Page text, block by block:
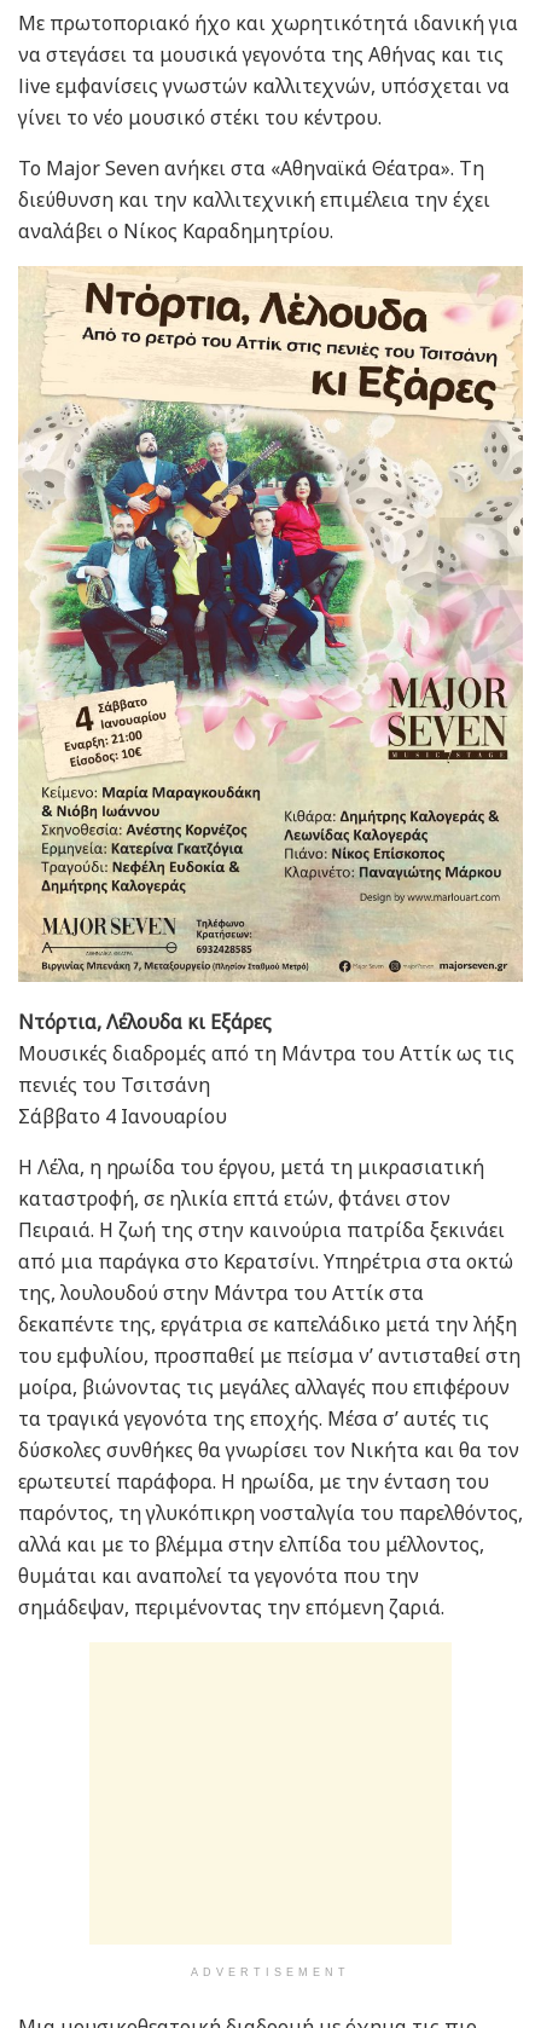
Με πρωτοποριακό ήχο και χωρητικότητά ιδανική για
να στεγάσει τα μουσικά γεγονότα της Αθήνας και τις
live εμφανίσεις γνωστών καλλιτεχνών, υπόσχεται να
γίνει το νέο μουσικό στέκι του κέντρου.
To Major Seven ανήκει στα «Αθηναϊκά Θέατρα». Τη
διεύθυνση και την καλλιτεχνική επιμέλεια την έχει
αναλάβει ο Νίκος Καραδημητρίου.
Ντόρτια, Λέλουδα κι Εξάρες
Μουσικές διαδρομές από τη Μάντρα του Αττίκ ως τις
πενιές του Τσιτσάνη
Σάββατο 4 Ιανουαρίου
Η Λέλα, η ηρωίδα του έργου, μετά τη μικρασιατική
καταστροφή, σε ηλικία επτά ετών, φτάνει στον
Πειραιά. Η ζωή της στην καινούρια πατρίδα ξεκινάει
από μια παράγκα στο Κερατσίνι. Υπηρέτρια στα οκτώ
της, λουλουδού στην Mάντρα του Αττίκ στα
δεκαπέντε της, εργάτρια σε καπελάδικο μετά την λήξη
του εμφυλίου, προσπαθεί με πείσμα ν’ αντισταθεί στη
μοίρα, βιώνοντας τις μεγάλες αλλαγές που επιφέρουν
τα τραγικά γεγονότα της εποχής. Μέσα σ’ αυτές τις
δύσκολες συνθήκες θα γνωρίσει τον Νικήτα και θα τον
ερωτευτεί παράφορα. Η ηρωίδα, με την ένταση του
παρόντος, τη γλυκόπικρη νοσταλγία του παρελθόντος,
αλλά και με το βλέμμα στην ελπίδα του μέλλοντος,
θυμάται και αναπολεί τα γεγονότα που την
σημάδεψαν, περιμένοντας την επόμενη ζαριά.
ADVERTISEMENT